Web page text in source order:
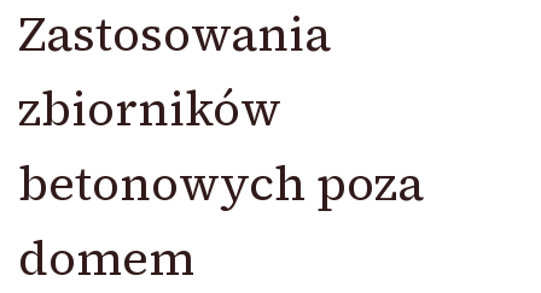
Zastosowania
zbiorników
betonowych poza
domem